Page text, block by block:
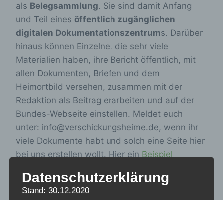
als Belegsammlung. Sie sind damit Anfang
und Teil eines öffentlich zugänglichen
digitalen Dokumentationszentrums. Darüber
hinaus können Einzelne, die sehr viele
Materialien haben, ihre Bericht öffentlich, mit
allen Dokumenten, Briefen und dem
Heimortbild versehen, zusammen mit der
Redaktion als Beitrag erarbeiten und auf der
Bundes-Webseite einstellen. Meldet euch
unter: info@verschickungsheime.de, wenn ihr
viele Dokumente habt und solch eine Seite hier
bei uns erstellen wollt. Hier ein Beispiel
Diejenigen, die uns kontaktieren und Teil
unseres Selbsthilfe-Netzwerks werden
Datenschutzerklärung
Stand: 30.12.2020